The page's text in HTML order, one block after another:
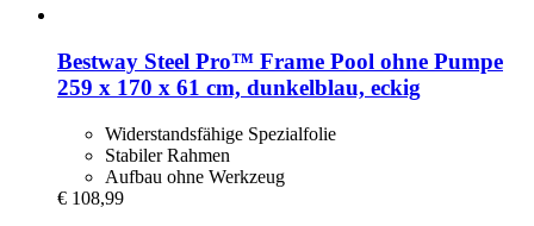
Bestway Steel Pro™ Frame Pool ohne Pumpe
259 x 170 x 61 cm, dunkelblau, eckig
Widerstandsfähige Spezialfolie
Stabiler Rahmen
Aufbau ohne Werkzeug
€ 108,99